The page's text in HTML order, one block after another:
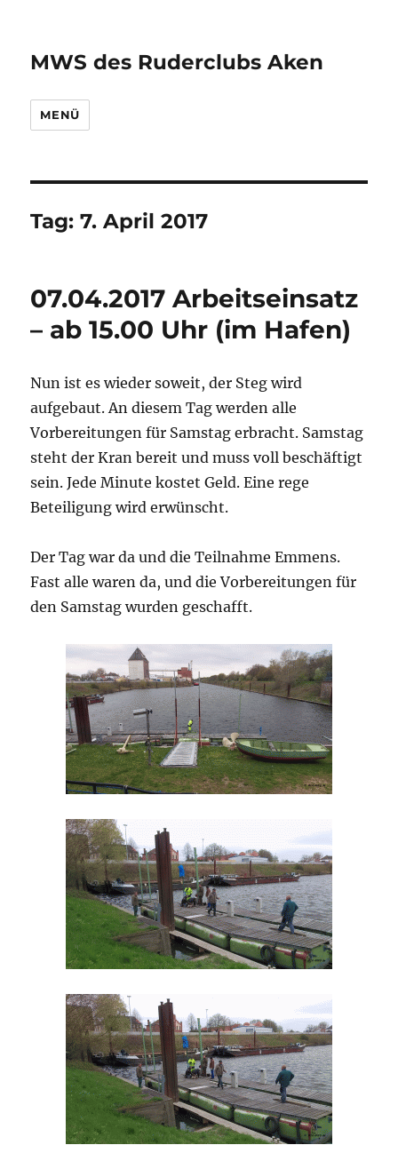
MWS des Ruderclubs Aken
MENÜ
Tag:7. April 2017
07.04.2017 Arbeitseinsatz
– ab 15.00 Uhr (im Hafen)
Nun ist es wieder soweit, der Steg wird
aufgebaut. An diesem Tag werden alle
Vorbereitungen für Samstag erbracht. Samstag
steht der Kran bereit und muss voll beschäftigt
sein. Jede Minute kostet Geld. Eine rege
Beteiligung wird erwünscht.
Der Tag war da und die Teilnahme Emmens.
Fast alle waren da, und die Vorbereitungen für
den Samstag wurden geschafft.